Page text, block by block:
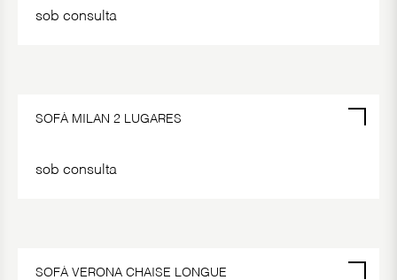
sob consulta
SOFÁ MILAN 2 LUGARES
sob consulta
SOFÁ VERONA CHAISE LONGUE